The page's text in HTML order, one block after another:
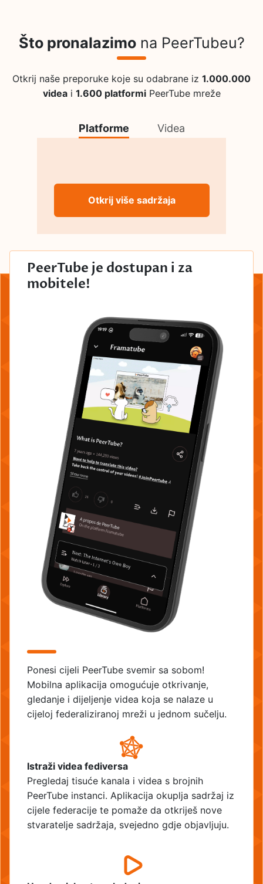
Što pronalazimona PeerTubeu?
Otkrij naše preporuke koje su odabrane iz 1.000.000
videai 1.600 platformiPeerTube mreže
Platforme Videa
Otkrij više sadržaja
PeerTube je dostupan i za
mobitele!
Ponesi cijeli PeerTube svemir sa sobom!
Mobilna aplikacija omogućuje otkrivanje,
gledanje i dijeljenje videa koja se nalaze u
cijeloj federaliziranoj mreži u jednom sučelju.
Istraži videa fediversa
Pregledaj tisuće kanala i videa s brojnih
PeerTube instanci. Aplikacija okuplja sadržaj iz
cijele federacije te pomaže da otkriješ nove
stvaratelje sadržaja, svejedno gdje objavljuju.